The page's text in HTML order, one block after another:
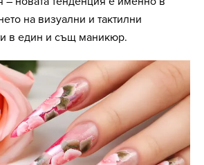
на визуални и тактилни
в един и същ маникюр.